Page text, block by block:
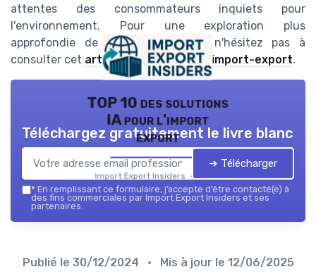
attentes des consommateurs inquiets pour
l'environnement. Pour une exploration plus
approfondie de ces phénomènes, n'hésitez pas à
consulter cet article sur l'avenir de l'import-export.
TOP 10 des solutions
IA pour l'import
export
Import Export Insiders — 2026
Téléchargez gratuitement le livre blanc
➔ Télécharger
* En remplissant ce formulaire, j’accepte d’être contacté(e) à
des fins commerciales par Import Export Insiders et ses
partenaires.
Publié le 30/12/2024 • Mis à jour le 12/06/2025